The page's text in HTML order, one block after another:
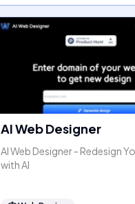
AI Web Designer
AI Web Designer - Redesign
with AI